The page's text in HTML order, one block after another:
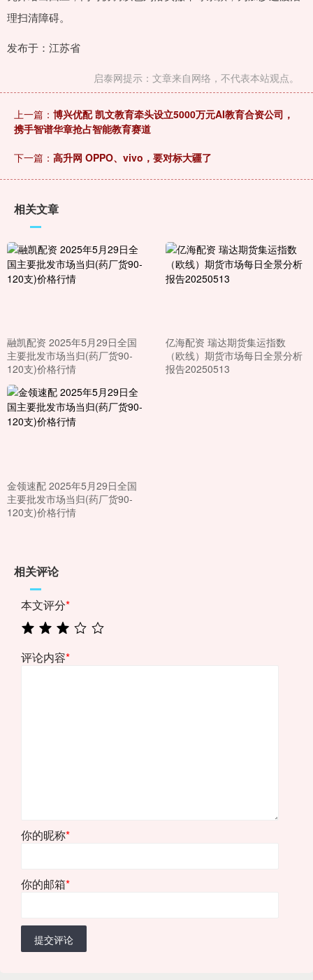
理扫清障碍。
发布于：江苏省
启泰网提示：文章来自网络，不代表本站观点。
上一篇： 博兴优配 凯文教育牵头设立5000万元AI教育合资公司，
携手智谱华章抢占智能教育赛道
下一篇： 高升网 OPPO、vivo，要对标大疆了
相关文章
融凯配资 2025年5月29日全国
主要批发市场当归(药厂货90-
120支)价格行情
亿海配资 瑞达期货集运指数
（欧线）期货市场每日全景分析
报告20250513
金领速配 2025年5月29日全国
主要批发市场当归(药厂货90-
120支)价格行情
相关评论
本文评分*
评论内容*
你的昵称*
你的邮箱*
提交评论